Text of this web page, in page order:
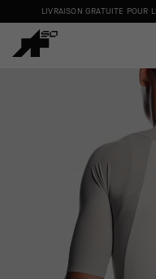
LIVRAISON GRATUITE POUR